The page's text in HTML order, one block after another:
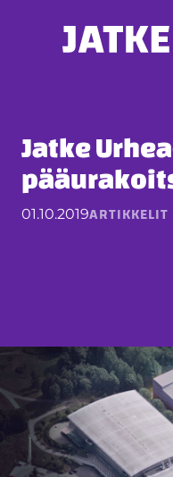
Jatke
01.10.2019ARTIKKELIT